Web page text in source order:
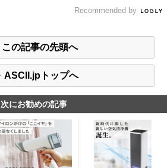
Recommended by
この記事の先頭へ
ASCII.jpトップへ
次にお勧めの記事